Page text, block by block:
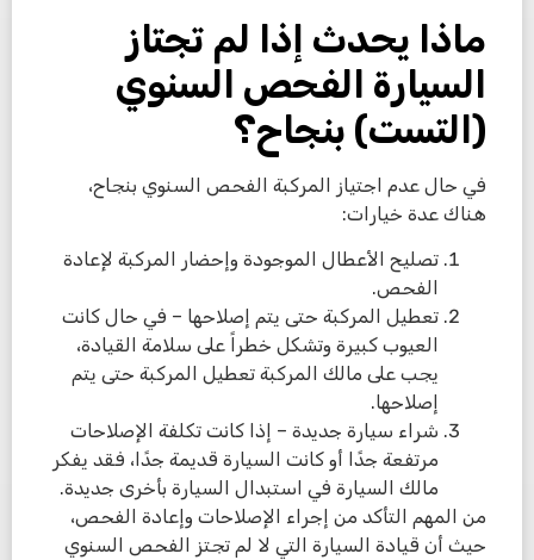
ماذا يحدث إذا لم تجتاز
السيارة الفحص السنوي
(التست) بنجاح؟
في حال عدم اجتياز المركبة الفحص السنوي بنجاح،
هناك عدة خيارات:
تصليح الأعطال الموجودة وإحضار المركبة لإعادة
الفحص.
تعطيل المركبة حتى يتم إصلاحها – في حال كانت
العيوب كبيرة وتشكل خطراً على سلامة القيادة،
يجب على مالك المركبة تعطيل المركبة حتى يتم
إصلاحها.
شراء سيارة جديدة – إذا كانت تكلفة الإصلاحات
مرتفعة جدًا أو كانت السيارة قديمة جدًا، فقد يفكر
مالك السيارة في استبدال السيارة بأخرى جديدة.
من المهم التأكد من إجراء الإصلاحات وإعادة الفحص،
حيث أن قيادة السيارة التي لا لم تجتز الفحص السنوي